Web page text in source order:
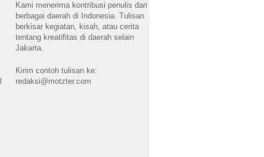
Kami menerima kontribusi penulis dari
berbagai daerah di Indonesia. Tulisan
berkisar kegiatan, kisah, atau cerita
tentang kreatifitas di daerah selain
Jakarta.
Kirim contoh tulisan ke:
redaksi@motzter.com